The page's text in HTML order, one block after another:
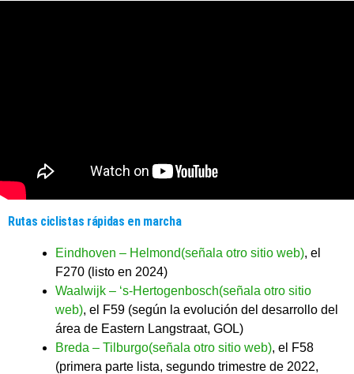
Rutas ciclistas rápidas en marcha
Eindhoven – Helmond(señala otro sitio web), el
F270 (listo en 2024)
Waalwijk – ‘s-Hertogenbosch(señala otro sitio
web), el F59 (según la evolución del desarrollo del
área de Eastern Langstraat, GOL)
Breda – Tilburgo(señala otro sitio web), el F58
(primera parte lista, segundo trimestre de 2022,